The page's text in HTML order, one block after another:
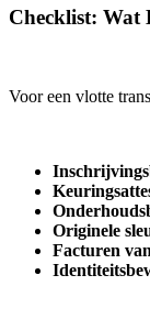
Checklist: Wat
Voor een vlotte
Originele
Facturen